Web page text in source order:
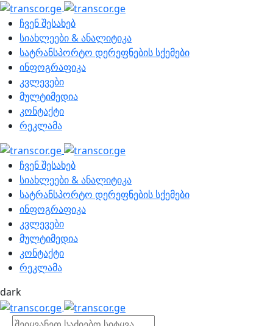
ჩვენ შესახებ
სიახლეები & ანალიტიკა
სატრანსპორტო დერეფნების სქემები
ინფოგრაფიკა
კვლევები
მულტიმედია
კონტაქტი
რეკლამა
ჩვენ შესახებ
სიახლეები & ანალიტიკა
სატრანსპორტო დერეფნების სქემები
ინფოგრაფიკა
კვლევები
მულტიმედია
კონტაქტი
რეკლამა
dark